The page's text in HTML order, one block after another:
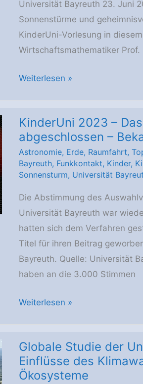
Universität Bayreuth 23. Juni
Sonnenstürme und
KinderUni-Vorlesung in
Wirtschaftsmathematiker Prof.
Universität
Vortrag
zu
Sonnenstürmen
Weiterlesen »
KinderUni 2023 –
abgeschlossen –
Astronomie, Erde, Raumfahrt,
Bayreuth, Funkkontakt, Kinder,
Sonnensturm, Universität
Die Abstimmung des
Universität Bayreuth war
hatten sich dem Verfahren
Titel für ihren Beitrag
Bayreuth. Quelle: Universität
haben an die 3.000 Stimmen
KinderUni
Das
Auswahlverfahren
ist
Weiterlesen »
Globale Studie der
Einflüsse des
Ökosysteme